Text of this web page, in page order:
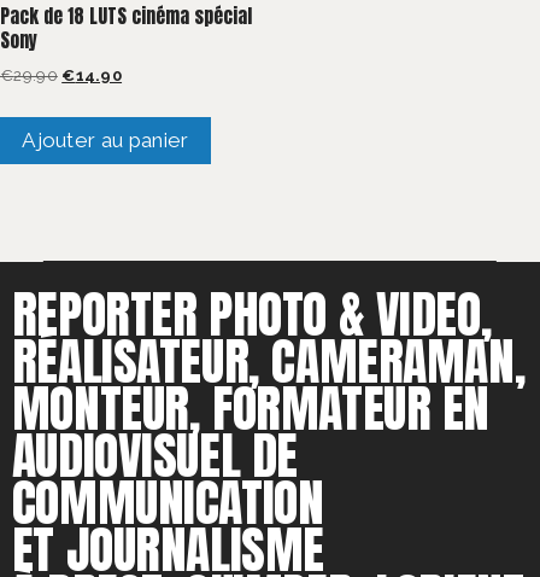
Pack de 18 LUTS cinéma spécial
Sony
€29.90 Le
était :
€14.90Le
est :
Ajouter au panier
REPORTER PHOTO & VIDEO,
RÉALISATEUR, CAMERAMAN,
MONTEUR, FORMATEUR EN
AUDIOVISUEL DE
COMMUNICATION
ET JOURNALISME